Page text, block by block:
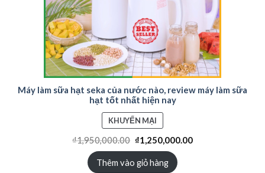
Máy làm sữa hạt seka của nước nào, review máy làm sữa
hạt tốt nhất hiện nay
KHUYẾN MẠI
PHẨM
ĐANG
GIẢM
GIÁ
₫1,950,000.00 ₫1,250,000.00
Thêm vào giỏ hàng